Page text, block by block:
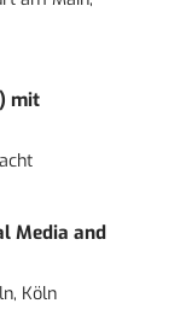
mit
Media and
Köln